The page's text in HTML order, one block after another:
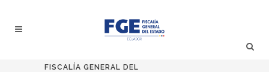
FISCALÍA GENERAL DEL